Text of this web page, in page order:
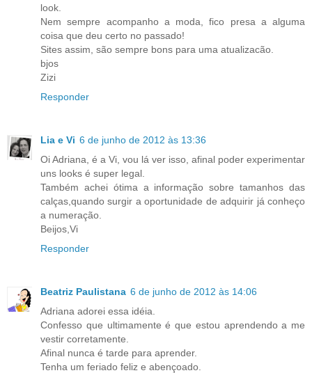
look.
Nem sempre acompanho a moda, fico presa a alguma
coisa que deu certo no passado!
Sites assim, são sempre bons para uma atualizacão.
bjos
Zizi
Responder
Lia e Vi 6 de junho de 2012 às 13:36
Oi Adriana, é a Vi, vou lá ver isso, afinal poder experimentar
uns looks é super legal.
Também achei ótima a informação sobre tamanhos das
calças,quando surgir a oportunidade de adquirir já conheço
a numeração.
Beijos,Vi
Responder
Beatriz Paulistana 6 de junho de 2012 às 14:06
Adriana adorei essa idéia.
Confesso que ultimamente é que estou aprendendo a me
vestir corretamente.
Afinal nunca é tarde para aprender.
Tenha um feriado feliz e abençoado.